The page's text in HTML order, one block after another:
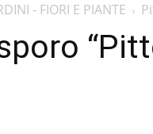
- FIORI E PIANTE